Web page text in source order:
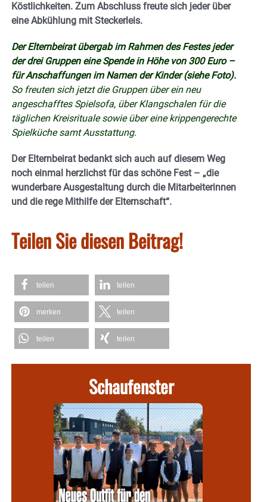
Köstlichkeiten. Zum Abschluss freute sich jeder über
eine Abkühlung mit Steckerleis.
Der Elternbeirat übergab im Rahmen des Festes jeder
der drei Gruppen eine Spende in Höhe von 300 Euro –
für Anschaffungen im Namen der Kinder (siehe Foto).
So freuten sich jetzt die Gruppen über ein neu
angeschafftes Spielsofa, über Klangschalen für die
täglichen Kreisrituale sowie über eine krippengerechte
Spielküche samt Ausstattung.
Der Elternbeirat bedankt sich auch auf diesem Weg
noch einmal herzlichst für das schöne Fest – „die
wunderbare Ausgestaltung durch die Mitarbeiterinnen
und die rege Mithilfe der Elternschaft“.
Teilen Sie diesen Beitrag!
teilen teilen
merken teilen
teilen teilen
Schaufenster